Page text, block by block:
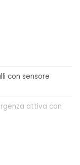
con sensore
attiva con